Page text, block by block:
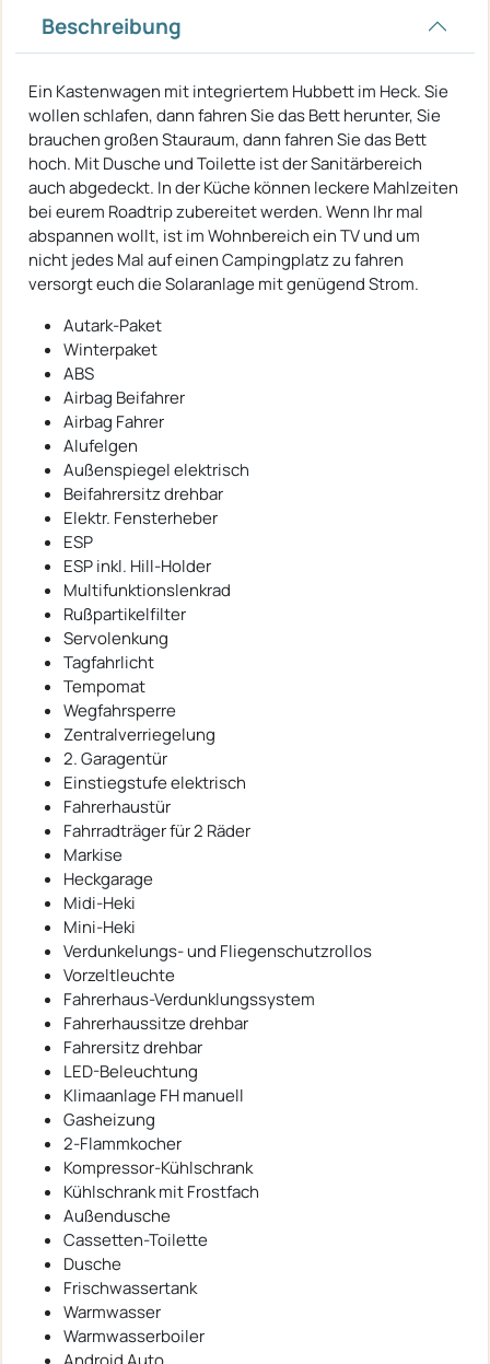
Beschreibung
Ein Kastenwagen mit integriertem Hubbett im Heck. Sie
wollen schlafen, dann fahren Sie das Bett herunter, Sie
brauchen großen Stauraum, dann fahren Sie das Bett
hoch. Mit Dusche und Toilette ist der Sanitärbereich
auch abgedeckt. In der Küche können leckere Mahlzeiten
bei eurem Roadtrip zubereitet werden. Wenn Ihr mal
abspannen wollt, ist im Wohnbereich ein TV und um
nicht jedes Mal auf einen Campingplatz zu fahren
versorgt euch die Solaranlage mit genügend Strom.
Autark-Paket
Winterpaket
ABS
Airbag Beifahrer
Airbag Fahrer
Alufelgen
Außenspiegel elektrisch
Beifahrersitz drehbar
Elektr. Fensterheber
ESP
ESP inkl. Hill-Holder
Multifunktionslenkrad
Rußpartikelfilter
Servolenkung
Tagfahrlicht
Tempomat
Wegfahrsperre
Zentralverriegelung
2. Garagentür
Einstiegstufe elektrisch
Fahrerhaustür
Fahrradträger für 2 Räder
Markise
Heckgarage
Midi-Heki
Mini-Heki
Verdunkelungs- und Fliegenschutzrollos
Vorzeltleuchte
Fahrerhaus-Verdunklungssystem
Fahrerhaussitze drehbar
Fahrersitz drehbar
LED-Beleuchtung
Klimaanlage FH manuell
Gasheizung
2-Flammkocher
Kompressor-Kühlschrank
Kühlschrank mit Frostfach
Außendusche
Cassetten-Toilette
Dusche
Frischwassertank
Warmwasser
Warmwasserboiler